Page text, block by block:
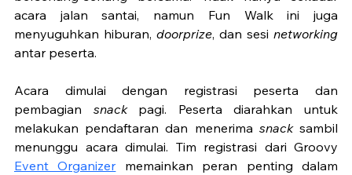
acara jalan santai, namun Fun Walk ini juga
menyuguhkan hiburan, doorprize, dan sesi networking
antar peserta.
Acara dimulai dengan registrasi peserta dan
pembagian snack pagi. Peserta diarahkan untuk
melakukan pendaftaran dan menerima snack sambil
Event Organizer memainkan peran penting dalam